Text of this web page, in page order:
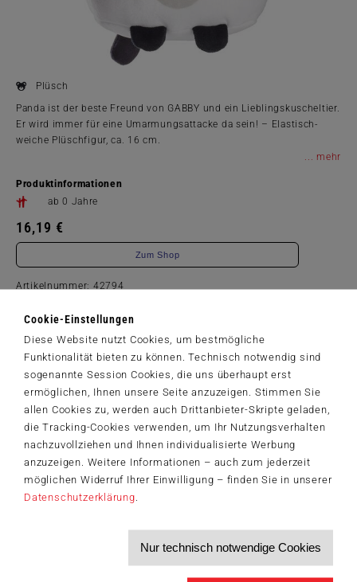
Cookie-Einstellungen
Diese Website nutzt Cookies, um bestmögliche
Funktionalität bieten zu können. Technisch notwendig sind
sogenannte Session Cookies, die uns überhaupt erst
ermöglichen, Ihnen unsere Seite anzuzeigen. Stimmen Sie
allen Cookies zu, werden auch Drittanbieter-Skripte geladen,
die Tracking-Cookies verwenden, um Ihr Nutzungsverhalten
nachzuvollziehen und Ihnen individualisierte Werbung
anzuzeigen. Weitere Informationen – auch zum jederzeit
möglichen Widerruf Ihrer Einwilligung – finden Sie in unserer
Datenschutzerklärung
Nur technisch notwendige Cookies
Plüsch
Panda ist der beste Freund von GABBY und ein Lieblingskuscheltier.
Er wird immer für eine Umarmungsattacke da sein! – Elastisch-
weiche Plüschfigur, ca. 16 cm.
...
Produktinformationen
ab 0 Jahre
16,19 €
Zum Shop
Artikelnummer: 42794
Der Schmidt-Spiele-Newsletter
Jetzt anmelden und 5€ Willkommensrabatt sichern
Bleiben Sie auf dem Laufenden zu Neuheiten, Trends und aktuellen
Themen rund um Schmidt®Spiele – und sichern Sie sich einen
Willkommensgutschein in Höhe von 5€ für Ihren nächsten Einkauf im
Produktneuheiten und Sortimentserweiterungen
Aktuelle Themen und Trends aus der Spielewelt
Ich möchte den Schmidt-Spiele-Newsletter erhalten. Die Abmeldung ist
Datenschutzbestimmungen.